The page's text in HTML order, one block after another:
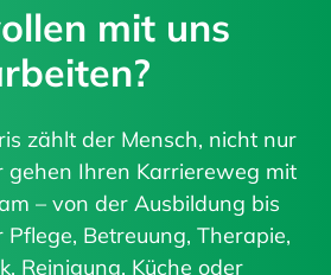
mit uns
zählt der Mensch, nicht nur
gehen Ihren Karriereweg mit
– von der Ausbildung bis
Betreuung, Therapie,
Reinigung, Küche oder